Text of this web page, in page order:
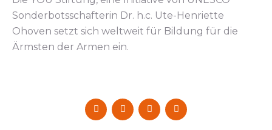
Sonderbotsschafterin Dr. h.c. Ute-Henriette
Ohoven setzt sich weltweit für Bildung für die
Ärmsten der Armen ein.